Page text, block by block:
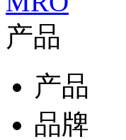
产品
产品
品牌